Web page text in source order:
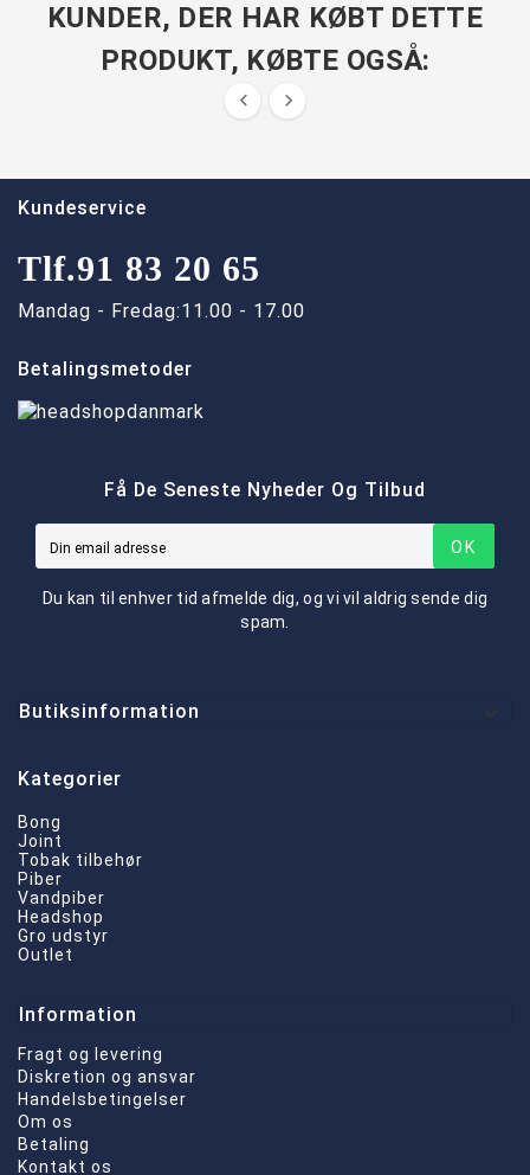
KUNDER, DER HAR KØBT DETTE
PRODUKT, KØBTE OGSÅ:
 
Kundeservice
Tlf.91 83 20 65
Mandag - Fredag:11.00 - 17.00
Betalingsmetoder
Få De Seneste Nyheder Og Tilbud
OK
Du kan til enhver tid afmelde dig, og vi vil aldrig sende dig
spam.
Butiksinformation
Kategorier
Bong
Joint
Tobak tilbehør
Piber
Vandpiber
Headshop
Gro udstyr
Outlet
Information
Fragt og levering
Diskretion og ansvar
Handelsbetingelser
Om os
Betaling
Kontakt os